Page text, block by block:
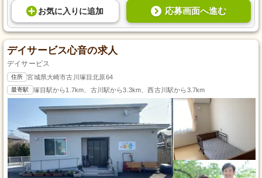
お気に入り に追加 応募画面へ進む
デイサービス心音の求人
デイサービス
住所 宮城県大崎市古川塚目北原64
最寄駅 塚目駅から1.7km、古川駅から3.3km、西古川駅から3.7km